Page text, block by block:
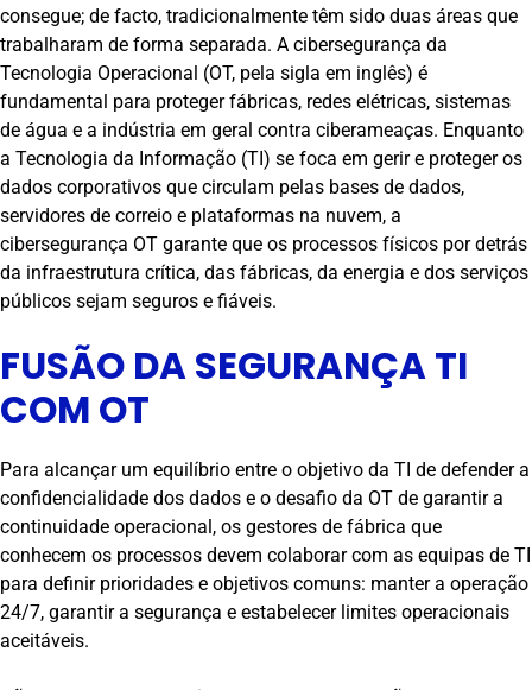
consegue; de facto, tradicionalmente têm sido duas áreas que
trabalharam de forma separada. A cibersegurança da
Tecnologia Operacional (OT, pela sigla em inglês) é
fundamental para proteger fábricas, redes elétricas, sistemas
de água e a indústria em geral contra ciberameaças. Enquanto
a Tecnologia da Informação (TI) se foca em gerir e proteger os
dados corporativos que circulam pelas bases de dados,
servidores de correio e plataformas na nuvem, a
cibersegurança OT garante que os processos físicos por detrás
da infraestrutura crítica, das fábricas, da energia e dos serviços
públicos sejam seguros e fiáveis.
FUSÃO DA SEGURANÇA TI
COM OT
Para alcançar um equilíbrio entre o objetivo da TI de defender a
confidencialidade dos dados e o desafio da OT de garantir a
continuidade operacional, os gestores de fábrica que
conhecem os processos devem colaborar com as equipas de TI
para definir prioridades e objetivos comuns: manter a operação
24/7, garantir a segurança e estabelecer limites operacionais
aceitáveis.